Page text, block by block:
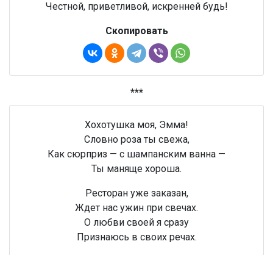
Честной, приветливой, искренней будь!
Скопировать
***
Хохотушка моя, Эмма!
Словно роза ты свежа,
Как сюрприз — с шампанским ванна —
Ты маняще хороша.
Ресторан уже заказан,
Ждет нас ужин при свечах.
О любви своей я сразу
Признаюсь в своих речах.